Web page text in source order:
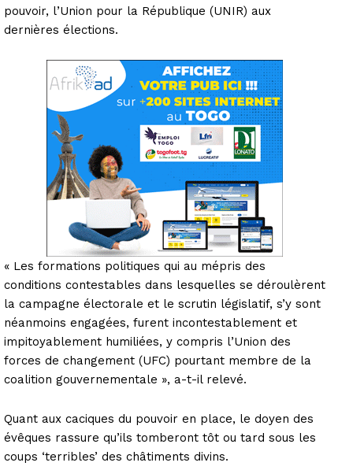
pouvoir, l’Union pour la République (UNIR) aux
dernières élections.
« Les formations politiques qui au mépris des
conditions contestables dans lesquelles se déroulèrent
la campagne électorale et le scrutin législatif, s’y sont
néanmoins engagées, furent incontestablement et
impitoyablement humiliées, y compris l’Union des
forces de changement (UFC) pourtant membre de la
coalition gouvernementale », a-t-il relevé.
Quant aux caciques du pouvoir en place, le doyen des
évêques rassure qu’ils tomberont tôt ou tard sous les
coups ‘terribles’ des châtiments divins.